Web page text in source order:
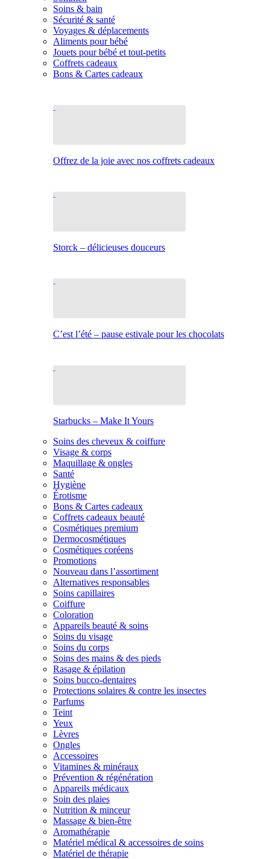
Soins & bain
Sécurité & santé
Voyages & déplacements
Aliments pour bébé
Jouets pour bébé et tout-petits
Coffrets cadeaux
Bons & Cartes cadeaux
Offrez de la joie avec nos coffrets cadeaux
Storck – délicieuses douceurs
C’est l’été – pause estivale pour les chocolats
Starbucks – Make It Yours
Soins des cheveux & coiffure
Visage & corps
Maquillage & ongles
Santé
Hygiène
Érotisme
Bons & Cartes cadeaux
Coffrets cadeaux beauté
Cosmétiques premium
Dermocosmétiques
Cosmétiques coréens
Promotions
Nouveau dans l’assortiment
Alternatives responsables
Soins capillaires
Coiffure
Coloration
Appareils beauté & soins
Soins du visage
Soins du corps
Soins des mains & des pieds
Rasage & épilation
Soins bucco-dentaires
Protections solaires & contre les insectes
Parfums
Teint
Yeux
Lèvres
Ongles
Accessoires
Vitamines & minéraux
Prévention & régénération
Appareils médicaux
Soin des plaies
Nutrition & minceur
Massage & bien-être
Aromathérapie
Matériel médical & accessoires de soins
Matériel de thérapie